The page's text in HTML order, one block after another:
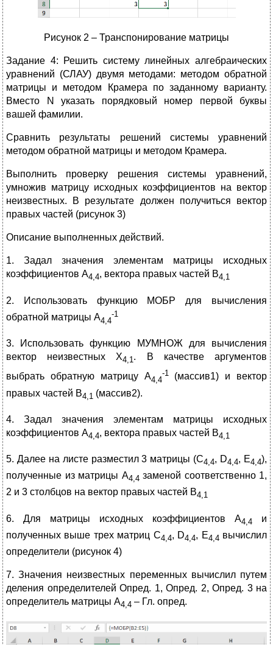
Рисунок 2 – Транспонирование матрицы
Задание 4: Решить систему линейных алгебраических
уравнений (СЛАУ) двумя методами: методом обратной
матрицы и методом Крамера по заданному варианту.
Вместо N указать порядковый номер первой буквы
вашей фамилии.
Сравнить результаты решений системы уравнений
методом обратной матрицы и методом Крамера.
Выполнить проверку решения системы уравнений,
умножив матрицу исходных коэффициентов на вектор
неизвестных. В результате должен получиться вектор
правых частей (рисунок 3)
Описание выполненных действий.
1. Задал значения элементам матрицы исходных
коэффициентов А4,4, вектора правых частей В4,1
2. Использовать функцию МОБР для вычисления
обратной матрицы А4,4
-1
3. Использовать функцию МУМНОЖ для вычисления
вектор неизвестных Х4,1. В качестве аргументов
выбрать обратную матрицу А4,4
-1(массив1) и вектор
правых частей В4,1 (массив2).
4. Задал значения элементам матрицы исходных
коэффициентов А4,4, вектора правых частей В4,1
5. Далее на листе разместил 3 матрицы (C4,4, D4,4, E4,4),
полученные из матрицы А4,4 заменой соответственно 1,
2 и 3 столбцов на вектор правых частей В4,1
6. Для матрицы исходных коэффициентов А4,4 и
полученных выше трех матриц C4,4, D4,4, E4,4 вычислил
определители (рисунок 4)
7. Значения неизвестных переменных вычислил путем
деления определителей Опред. 1, Опред. 2, Опред. 3 на
определитель матрицы А4,4 – Гл. опред.